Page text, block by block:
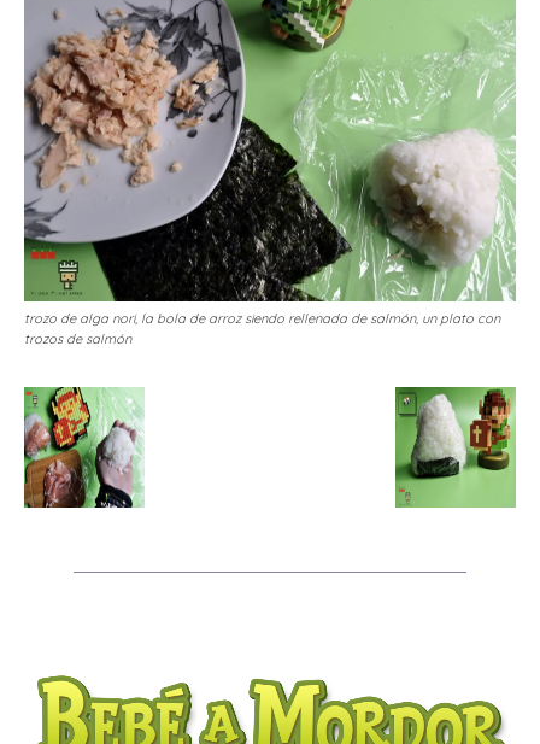
trozo de alga nori, la bola de arroz siendo rellenada de salmón, un plato con
trozos de salmón